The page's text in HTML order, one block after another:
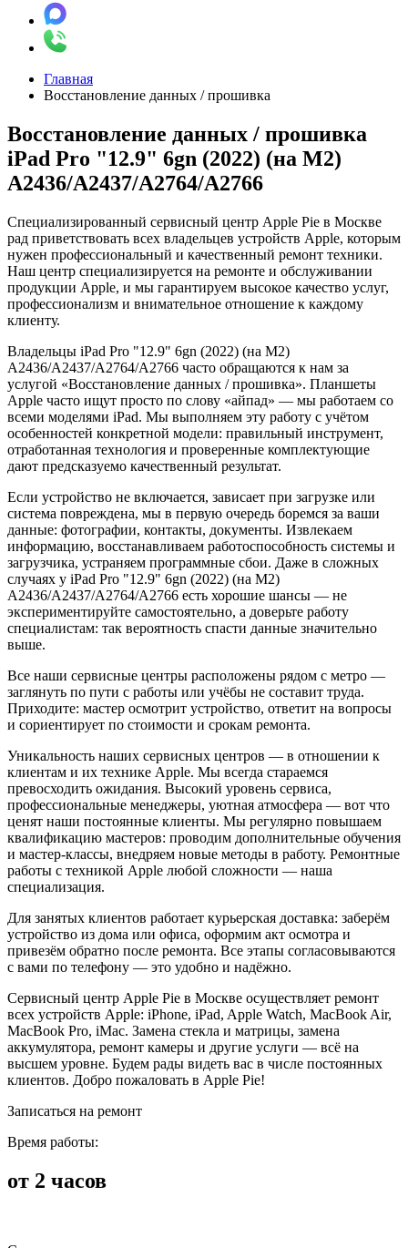
Главная
Восстановление данных / прошивка
Восстановление данных / прошивка
iPad Pro "12.9" 6gn (2022) (на M2)
A2436/A2437/A2764/A2766
Специализированный сервисный центр Apple Pie в Москве
рад приветствовать всех владельцев устройств Apple, которым
нужен профессиональный и качественный ремонт техники.
Наш центр специализируется на ремонте и обслуживании
продукции Apple, и мы гарантируем высокое качество услуг,
профессионализм и внимательное отношение к каждому
клиенту.
Владельцы iPad Pro "12.9" 6gn (2022) (на M2)
A2436/A2437/A2764/A2766 часто обращаются к нам за
услугой «Восстановление данных / прошивка». Планшеты
Apple часто ищут просто по слову «айпад» — мы работаем со
всеми моделями iPad. Мы выполняем эту работу с учётом
особенностей конкретной модели: правильный инструмент,
отработанная технология и проверенные комплектующие
дают предсказуемо качественный результат.
Если устройство не включается, зависает при загрузке или
система повреждена, мы в первую очередь боремся за ваши
данные: фотографии, контакты, документы. Извлекаем
информацию, восстанавливаем работоспособность системы и
загрузчика, устраняем программные сбои. Даже в сложных
случаях у iPad Pro "12.9" 6gn (2022) (на M2)
A2436/A2437/A2764/A2766 есть хорошие шансы — не
экспериментируйте самостоятельно, а доверьте работу
специалистам: так вероятность спасти данные значительно
выше.
Все наши сервисные центры расположены рядом с метро —
заглянуть по пути с работы или учёбы не составит труда.
Приходите: мастер осмотрит устройство, ответит на вопросы
и сориентирует по стоимости и срокам ремонта.
Уникальность наших сервисных центров — в отношении к
клиентам и их технике Apple. Мы всегда стараемся
превосходить ожидания. Высокий уровень сервиса,
профессиональные менеджеры, уютная атмосфера — вот что
ценят наши постоянные клиенты. Мы регулярно повышаем
квалификацию мастеров: проводим дополнительные обучения
и мастер-классы, внедряем новые методы в работу. Ремонтные
работы с техникой Apple любой сложности — наша
специализация.
Для занятых клиентов работает курьерская доставка: заберём
устройство из дома или офиса, оформим акт осмотра и
привезём обратно после ремонта. Все этапы согласовываются
с вами по телефону — это удобно и надёжно.
Сервисный центр Apple Pie в Москве осуществляет ремонт
всех устройств Apple: iPhone, iPad, Apple Watch, MacBook Air,
MacBook Pro, iMac. Замена стекла и матрицы, замена
аккумулятора, ремонт камеры и другие услуги — всё на
высшем уровне. Будем рады видеть вас в числе постоянных
клиентов. Добро пожаловать в Apple Pie!
Записаться на ремонт
Время работы:
от 2 часов